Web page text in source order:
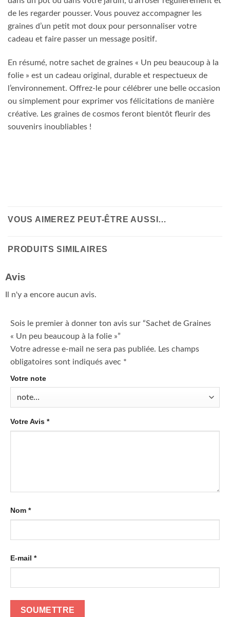
de les regarder pousser. Vous pouvez accompagner les
graines d’un petit mot doux pour personnaliser votre
cadeau et faire passer un message positif.
En résumé, notre sachet de graines « Un peu beaucoup à la
folie » est un cadeau original, durable et respectueux de
l’environnement. Offrez-le pour célébrer une belle occasion
ou simplement pour exprimer vos félicitations de manière
créative. Les graines de cosmos feront bientôt fleurir des
souvenirs inoubliables !
VOUS AIMEREZ PEUT-ÊTRE AUSSI…
PRODUITS SIMILAIRES
Avis
Il n'y a encore aucun avis.
Sois le premier à donner ton avis sur “Sachet de Graines
« Un peu beaucoup à la folie »”
Votre adresse e-mail ne sera pas publiée. Les champs
obligatoires sont indiqués avec *
Votre note
Votre Avis *
Nom *
E-mail *